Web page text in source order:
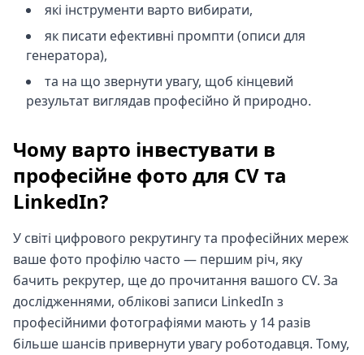
які інструменти варто вибирати,
як писати ефективні промпти (описи для
генератора),
та на що звернути увагу, щоб кінцевий
результат виглядав професійно й природно.
Чому варто інвестувати в
професійне фото для CV та
LinkedIn?
У світі цифрового рекрутингу та професійних мереж
ваше фото профілю часто — першим річ, яку
бачить рекрутер, ще до прочитання вашого CV. За
дослідженнями, облікові записи LinkedIn з
професійними фотографіями мають у 14 разів
більше шансів привернути увагу роботодавця. Тому,